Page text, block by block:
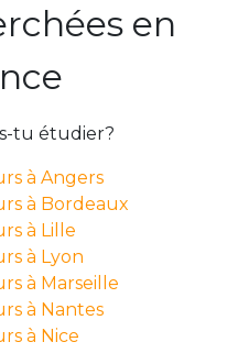
en
tu étudier?
à Angers
à Bordeaux
à Lille
à Lyon
à Marseille
à Nantes
à Nice